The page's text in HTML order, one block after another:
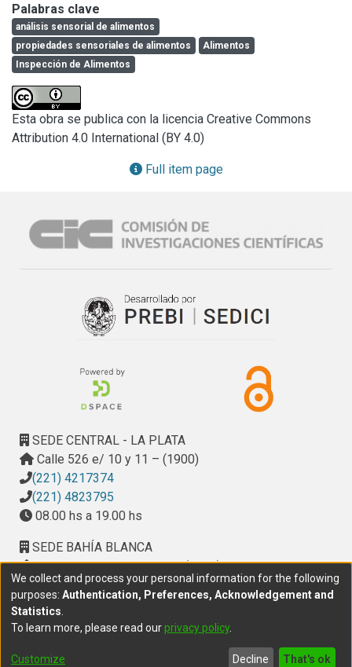
Palabras clave
análisis sensorial de alimentos
propiedades sensoriales de alimentos
Alimentos
Inspección de Alimentos
Esta obra se publica con la licencia Creative Commons
Attribution 4.0 International (BY 4.0)
Full item page
SEDE CENTRAL - LA PLATA
Calle 526 e/ 10 y 11 – (1900)
(221) 4217374
(221) 4823795
08.00 hs a 19.00 hs
SEDE BAHÍA BLANCA
Calle Ciudad de Cali 320 – (8000). Universidad
Provincial del Sudoeste (UPSO)
(291) 459 2550, interno 147
10.00 h a 14.00 h
We collect and process your personal information for the following
purposes: Authentication, Preferences, Acknowledgement and
Statistics
To learn more, please read ourprivacy policy.
Customize Decline That's ok